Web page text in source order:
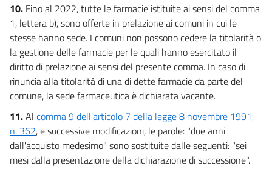
10. Fino al 2022, tutte le farmacie istituite ai sensi del comma
1, lettera b), sono offerte in prelazione ai comuni in cui le
stesse hanno sede. I comuni non possono cedere la titolarità o
la gestione delle farmacie per le quali hanno esercitato il
diritto di prelazione ai sensi del presente comma. In caso di
rinuncia alla titolarità di una di dette farmacie da parte del
comune, la sede farmaceutica è dichiarata vacante.
11.Al comma 9 dell'articolo 7 della legge 8 novembre 1991,
n. 362, e successive modificazioni, le parole: "due anni
dall'acquisto medesimo" sono sostituite dalle seguenti: "sei
mesi dalla presentazione della dichiarazione di successione".